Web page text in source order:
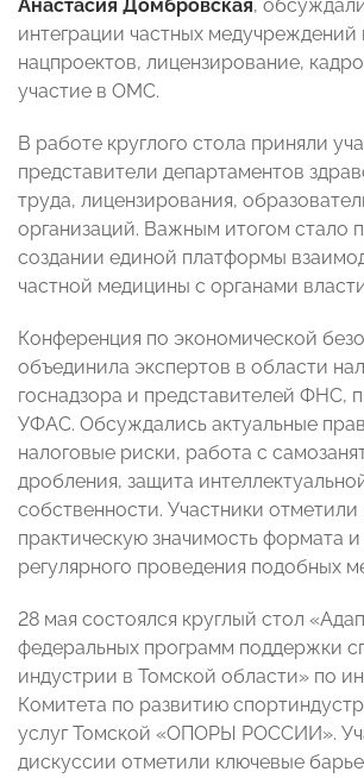
Анастасия Домбровская,
интеграции частных
нацпроектов, лицензирование,
участие в ОМС.
В работе круглого стола приняли
представители департаментов
труда, лицензирования,
организаций. Важным итогом стало
создании единой платформы
частной медицины с органами
Конференция по экономической
объединила экспертов в области
госнадзора и представителей ФНС,
УФАС. Обсуждались актуальные
налоговые риски, работа с
дробления, защита
собственности. Участники
практическую значимость формата
регулярного проведения подобных
28 мая состоялся круглый стол
федеральных программ поддержки
индустрии в Томской области» по
Комитета по развитию
услуг Томской «ОПОРЫ РОССИИ».
дискуссии отметили ключевые